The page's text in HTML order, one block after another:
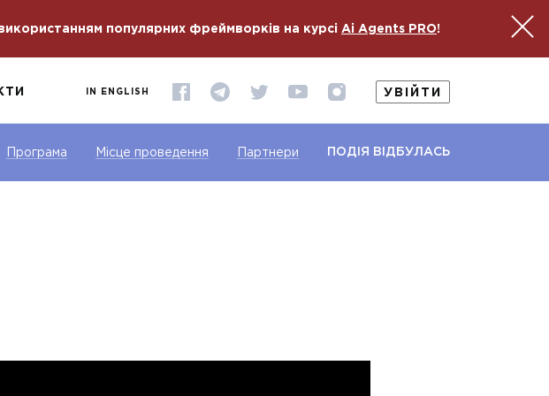
популярних фреймворків на курсі Ai Agents PRO!
IN ENGLISH УВІЙТИ
Програма Місце проведення Партнери ПОДІЯ ВІДБУЛАСЬ